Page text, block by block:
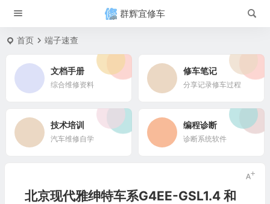
群辉宜修车
首页 端子速查
文档手册
综合维修资料
修车笔记
分享记录修车过程
技术培训
汽车维修自学
编程诊断
诊断系统软件
北京现代雅绅特车系G4EE-GSL1.4 和